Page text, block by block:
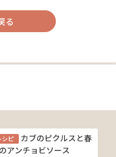
る
シピ
カブのピクルスと春
アンチョビソース